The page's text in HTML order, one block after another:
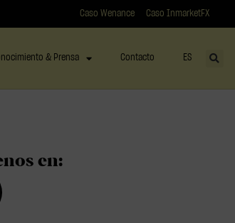
Caso Wenance Caso InmarketFX
& Prensa Contacto ES
en: